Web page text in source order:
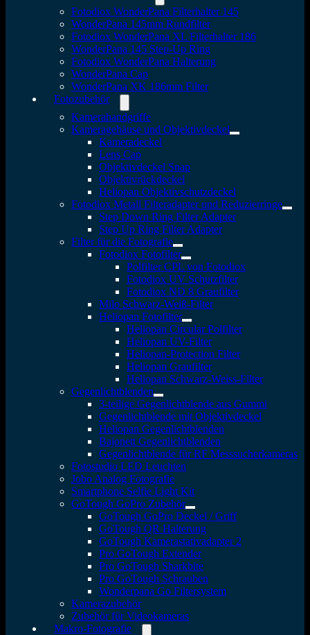
Fotodiox WonderPana Filterhalter 145
WonderPana 145mm Rundfilter
Fotodiox WonderPana XL Filterhalter 186
WonderPana 145 Step-Up Ring
Fotodiox WonderPana Halterung
WonderPana Cap
WonderPana XK 186mm Filter
Fotozubehör
Kamerahandgriffe
Kameragehäuse und Objektivdeckel
Kameradeckel
Lens Cap
Objektivdeckel Snap
Objektivrückdeckel
Heliopan Objektivschutzdeckel
Fotodiox Metall Filteradapter und Reduzierringe
Step Down Ring Filter Adapter
Step Up Ring Filter Adapter
Filter für die Fotografie
Fotodiox Fotofilter
Polfilter CPL von Fotodiox
Fotodiox UV Schutzfilter
Fotodiox ND 8 Graufilter
Milo Schwarz-Weiß-Filter
Heliopan Fotofilter
Heliopan Circular Polfilter
Heliopan UV-Filter
Heliopan-Protection Filter
Heliopan Graufilter
Heliopan Schwarz-Weiss-Filter
Gegenlichtblenden
3-teilige Gegenlichtblende aus Gummi
Gegenlichtblende mit Objektivdeckel
Heliopan Gegenlichtblenden
Bajonett Gegenlichtblenden
Gegenlichtblende für RF Messsucherkameras
Fotostudio LED Leuchten
Jobo Analog Fotografie
Smartphone Selfie Light Kit
GoTough GoPro Zubehör
GoTough GoPro Deckel / Griff
GoTough QR Halterung
GoTough Kamerastativadapter 2
Pro GoTough Extender
Pro GoTough Sharkbite
Pro GoTough Schrauben
Wonderpana Go Filtersystem
Kamerazubehör
Zubehör für Videokameras
Makro-Fotografie